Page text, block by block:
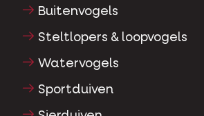
Buitenvogels
Steltlopers & loopvogels
Watervogels
Sportduiven